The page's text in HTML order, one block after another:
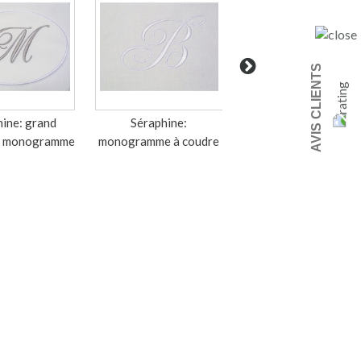
grand
Séraphine:
monogramme à coudre
Séraphine: petit
médaillon brodé
AVIS CLIENTS